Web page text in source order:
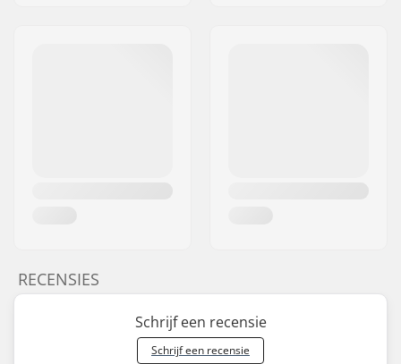
RECENSIES
Schrijf een recensie
Schrijf een recensie